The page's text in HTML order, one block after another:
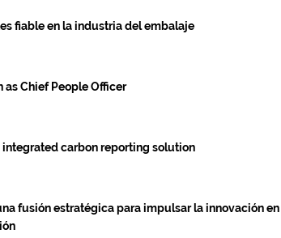
fiable en la industria del embalaje
as Chief People Officer
integrated carbon reporting solution
fusión estratégica para impulsar la innovación en